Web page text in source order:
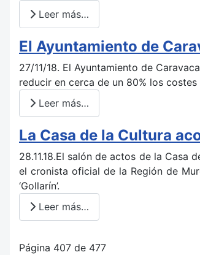
Leer más…
El Ayuntamiento de
27/11/18. El Ayuntamiento de
reducir en cerca de un 80% los
Leer más…
La Casa de la Cultura
28.11.18.El salón de actos de la Casa
el cronista oficial de la Región de
‘Gollarín’.
Leer más…
Página 407 de 477